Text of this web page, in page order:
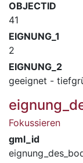
OBJECTID
41
EIGNUNG_1
2
EIGNUNG_2
geeignet -
Fokussieren
gml_id